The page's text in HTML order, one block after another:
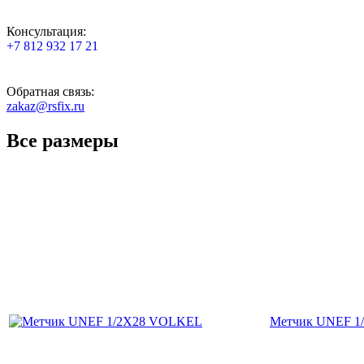
Консультация:
+7 812 932 17 21
Обратная связь:
zakaz@rsfix.ru
Все размеры
Метчик UNEF